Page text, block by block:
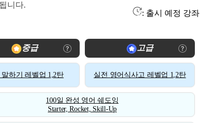
니다.
: 출시 예정 강좌
중급 고급
말하기 레벨업 1,2탄 실전 영어식사고 레벨업 1,2탄
100일 완성 영어 쉐도잉
Starter, Rocket, Skill-Up